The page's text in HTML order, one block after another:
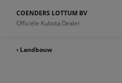
COENDERS LOTTUM BV
Officiële Kubota Dealer
‹ Landbouw